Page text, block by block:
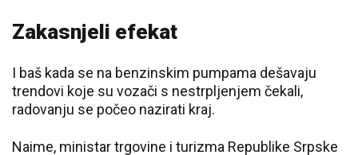
Zakasnjeli efekat
I baš kada se na benzinskim pumpama dešavaju
trendovi koje su vozači s nestrpljenjem čekali,
radovanju se počeo nazirati kraj.
Naime, ministar trgovine i turizma Republike Srpske